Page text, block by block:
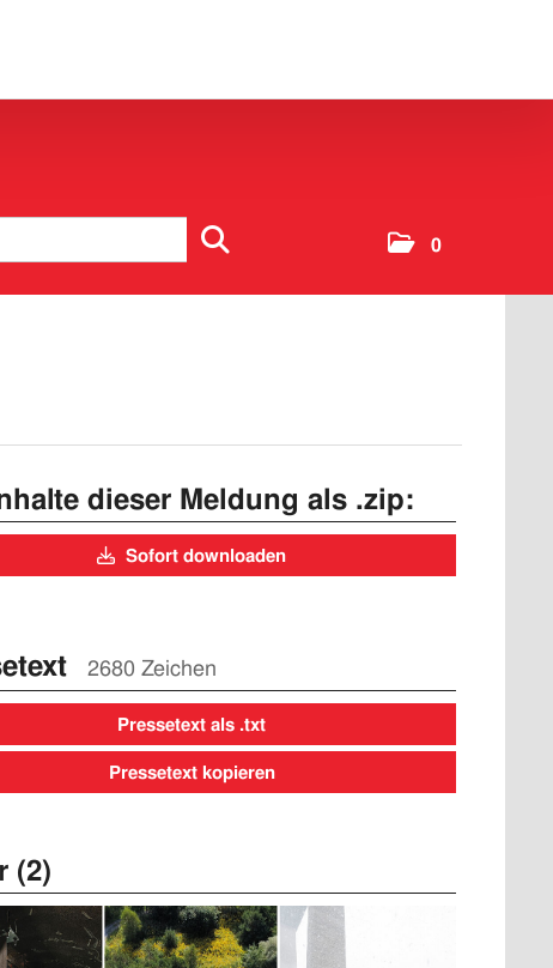
0
dieser Meldung als .zip:
Sofort downloaden
2680 Zeichen
Pressetext als .txt
Pressetext kopieren
(2)